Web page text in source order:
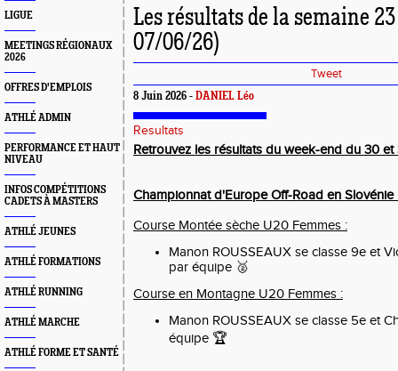
LIGUE
MEETINGS RÉGIONAUX
2026
OFFRES D'EMPLOIS
ATHLÉ ADMIN
PERFORMANCE ET HAUT
NIVEAU
INFOS COMPÉTITIONS
CADETS À MASTERS
ATHLÉ JEUNES
ATHLÉ FORMATIONS
ATHLÉ RUNNING
ATHLÉ MARCHE
ATHLÉ FORME ET SANTÉ
Les résultats de la semaine
07/06/26)
Tweet
8 Juin 2026 - DANIEL Léo
Resultats
Retrouvez les résultats du week-end du 30 et
Championnat d'Europe Off-Road en Slovénie
Course Montée sèche U20 Femmes :
Manon ROUSSEAUX se classe 9e et
par équipe 🥈
Course en Montagne U20 Femmes :
Manon ROUSSEAUX se classe 5e et
équipe 🏆